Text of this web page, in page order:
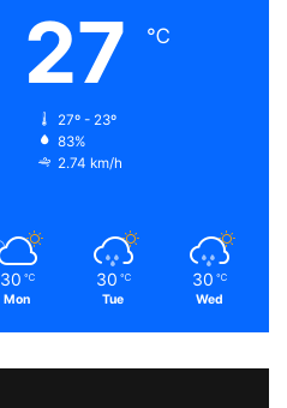
27 ℃
27º - 23º
83%
2.74 km/h
30 ℃
Mon
30 ℃
Tue
30 ℃
Wed